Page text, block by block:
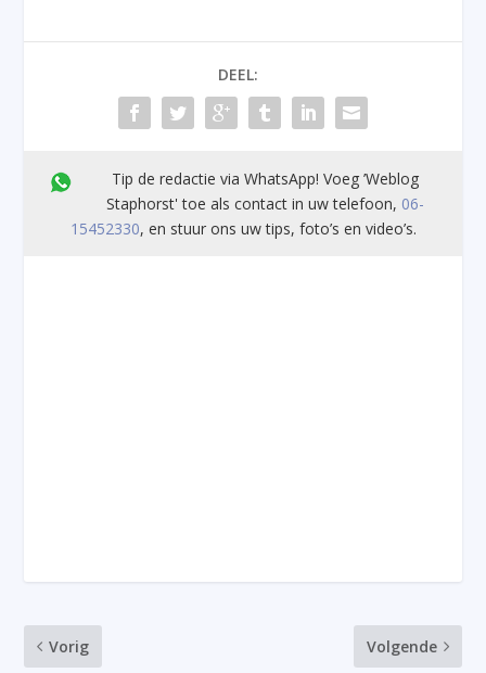
DEEL:
Tip de redactie via WhatsApp! Voeg ’Weblog
Staphorst' toe als contact in uw telefoon, 06-
15452330, en stuur ons uw tips, foto’s en video’s.
Vorig Volgende